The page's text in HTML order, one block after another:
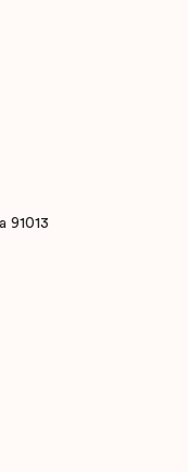
91013